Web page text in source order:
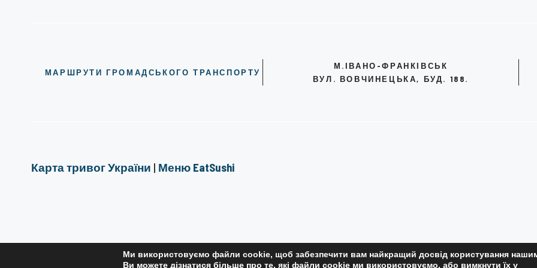
МАРШРУТИ ГРОМАДСЬКОГО ТРАНСПОРТУ
М.ІВАНО-ФРАНКІВСЬК
ВУЛ. ВОВЧИНЕЦЬКА, БУД. 188.
Карта тривог України | Меню EatSushi
РЕДАКЦІЙНА ПОЛІТИКА ПОЛІТИКА
Ми використовуємо файли cookie, щоб забезпечити вам найкращий досвід користування
Ви можете дізнатися більше про те, які файли cookie ми використовуємо, або вимкнути їх у